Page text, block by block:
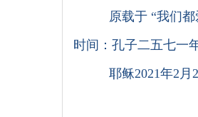
原载于 “我们都
时间：孔子二五七一
耶稣2021年2月